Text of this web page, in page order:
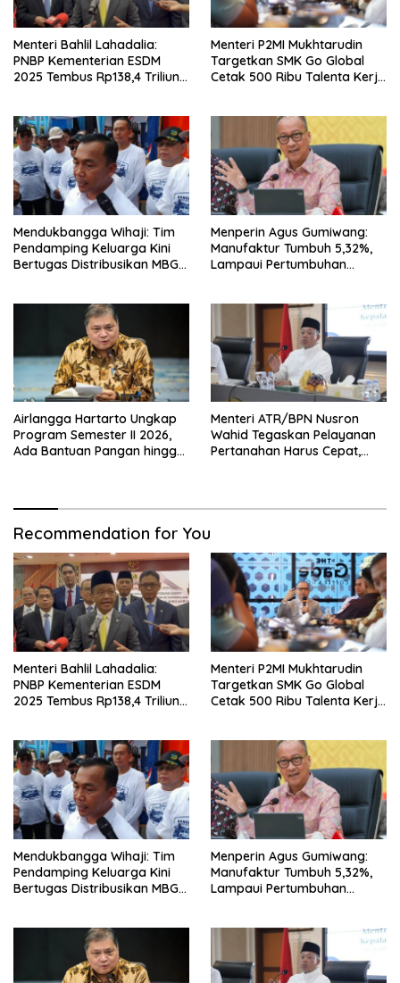
Menteri Bahlil Lahadalia:
PNBP Kementerian ESDM
2025 Tembus Rp138,4 Triliun,
Menteri P2MI Mukhtarudin
Targetkan SMK Go Global
Cetak 500 Ribu Talenta Kerja
Mendukbangga Wihaji: Tim
Pendamping Keluarga Kini
Bertugas Distribusikan MBG
Menperin Agus Gumiwang:
Manufaktur Tumbuh 5,32%,
Lampaui Pertumbuhan
Airlangga Hartarto Ungkap
Program Semester II 2026,
Ada Bantuan Pangan hingga
Menteri ATR/BPN Nusron
Wahid Tegaskan Pelayanan
Pertanahan Harus Cepat,
Recommendation for You
Menteri Bahlil Lahadalia:
PNBP Kementerian ESDM
2025 Tembus Rp138,4 Triliun,
Menteri P2MI Mukhtarudin
Targetkan SMK Go Global
Cetak 500 Ribu Talenta Kerja
Mendukbangga Wihaji: Tim
Pendamping Keluarga Kini
Bertugas Distribusikan MBG
Menperin Agus Gumiwang:
Manufaktur Tumbuh 5,32%,
Lampaui Pertumbuhan